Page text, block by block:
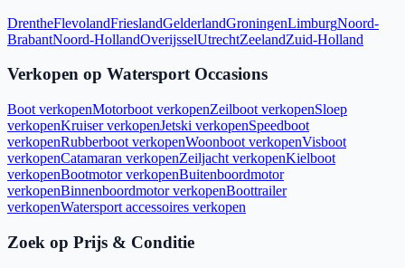
DrentheFlevolandFrieslandGelderlandGroningenLimburgNoord-
BrabantNoord-HollandOverijsselUtrechtZeelandZuid-Holland
Verkopen op Watersport Occasions
Boot verkopenMotorboot verkopenZeilboot verkopenSloep
verkopenKruiser verkopenJetski verkopenSpeedboot
verkopenRubberboot verkopenWoonboot verkopenVisboot
verkopenCatamaran verkopenZeiljacht verkopenKielboot
verkopenBootmotor verkopenBuitenboordmotor
verkopenBinnenboordmotor verkopenBoottrailer
verkopenWatersport accessoires verkopen
Zoek op Prijs & Conditie